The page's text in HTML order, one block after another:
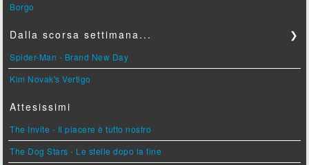
Borgo
Dalla scorsa settimana... ❯
Spider-Man - Brand New Day
Kim Novak's Vertigo
Attesissimi
The Invite - Il piacere è tutto nostro
The Dog Stars - Le stelle dopo la fine